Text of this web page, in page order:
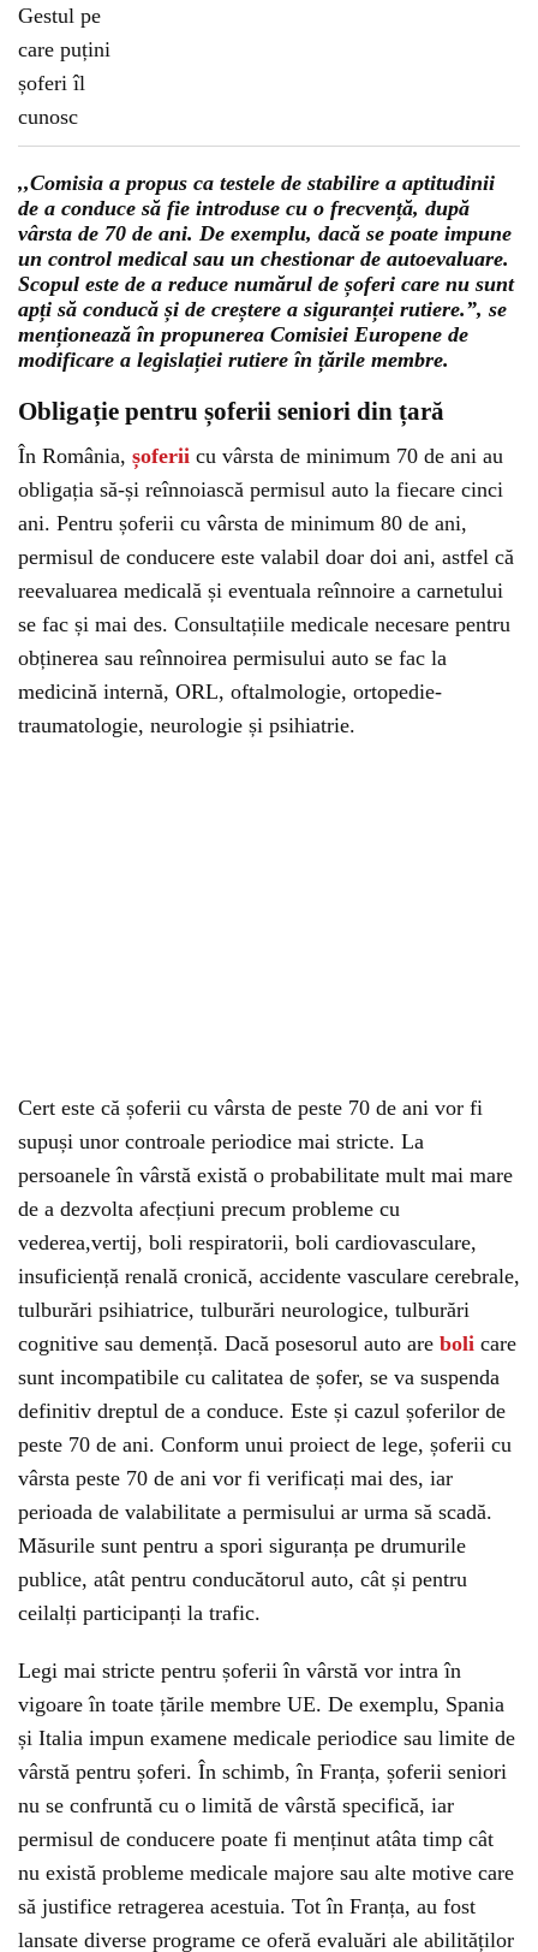
,,Comisia a propus ca testele de stabilire a aptitudinii
de a conduce să fie introduse cu o frecvență, după
vârsta de 70 de ani. De exemplu, dacă se poate impune
un control medical sau un chestionar de autoevaluare.
Scopul este de a reduce numărul de șoferi care nu sunt
apți să conducă și de creștere a siguranței rutiere.”, se
menționează în propunerea Comisiei Europene de
modificare a legislației rutiere în țările membre.
Obligație pentru șoferii seniori din țară
În România, șoferii cu vârsta de minimum 70 de ani au
obligația să-și reînnoiască permisul auto la fiecare cinci
ani. Pentru șoferii cu vârsta de minimum 80 de ani,
permisul de conducere este valabil doar doi ani, astfel că
reevaluarea medicală și eventuala reînnoire a carnetului
se fac și mai des. Consultațiile medicale necesare pentru
obținerea sau reînnoirea permisului auto se fac la
medicină internă, ORL, oftalmologie, ortopedie-
traumatologie, neurologie și psihiatrie.
Cert este că șoferii cu vârsta de peste 70 de ani vor fi
supuși unor controale periodice mai stricte. La
persoanele în vârstă există o probabilitate mult mai mare
de a dezvolta afecțiuni precum probleme cu
vederea,vertij, boli respiratorii, boli cardiovasculare,
insuficiență renală cronică, accidente vasculare cerebrale,
tulburări psihiatrice, tulburări neurologice, tulburări
cognitive sau demență. Dacă posesorul auto are boli care
sunt incompatibile cu calitatea de șofer, se va suspenda
definitiv dreptul de a conduce. Este și cazul șoferilor de
peste 70 de ani. Conform unui proiect de lege, șoferii cu
vârsta peste 70 de ani vor fi verificați mai des, iar
perioada de valabilitate a permisului ar urma să scadă.
Măsurile sunt pentru a spori siguranța pe drumurile
publice, atât pentru conducătorul auto, cât și pentru
ceilalți participanți la trafic.
Legi mai stricte pentru șoferii în vârstă vor intra în
vigoare în toate țările membre UE. De exemplu, Spania
și Italia impun examene medicale periodice sau limite de
vârstă pentru șoferi. În schimb, în Franța, șoferii seniori
nu se confruntă cu o limită de vârstă specifică, iar
permisul de conducere poate fi menținut atâta timp cât
nu există probleme medicale majore sau alte motive care
să justifice retragerea acestuia. Tot în Franța, au fost
lansate diverse programe ce oferă evaluări ale abilităților